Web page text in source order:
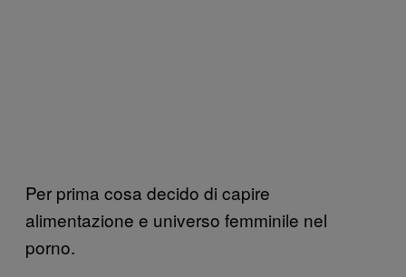
Per prima cosa decido di capire
alimentazione e universo femminile nel
porno.